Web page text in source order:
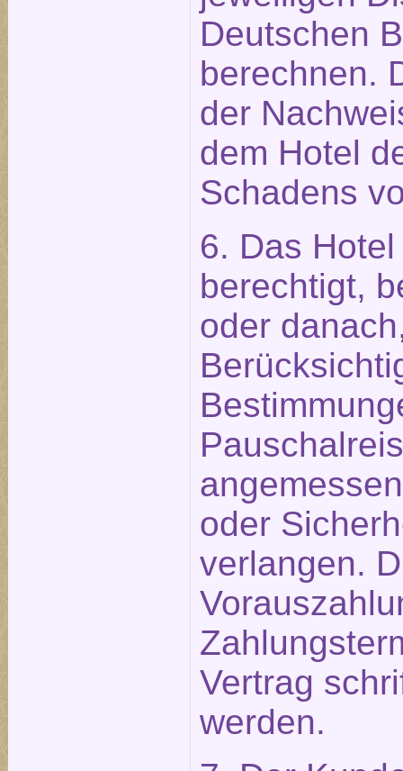
Deutschen
berechnen.
der
dem Hotel
Schadens
6. Das
berechtigt,
oder
oder
verlangen.
Vertrag
werden.